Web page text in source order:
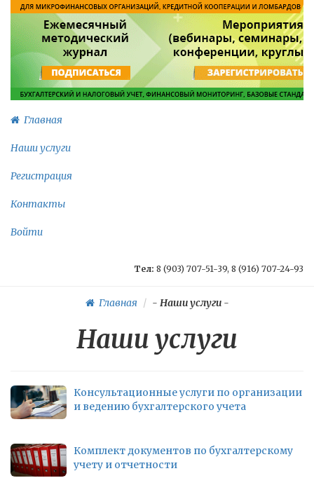
Главная
Наши услуги
Регистрация
Контакты
Войти
Тел: 8 (903) 707-51-39, 8 (916) 707-24-93
Главная - Наши услуги-
Наши услуги
Консультационные услуги по организации
и ведению бухгалтерского учета
Комплект документов по бухгалтерскому
учету и отчетности